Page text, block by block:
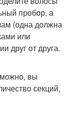
пробор, а
(одна должна
или
друг от друга.
вы
секций,